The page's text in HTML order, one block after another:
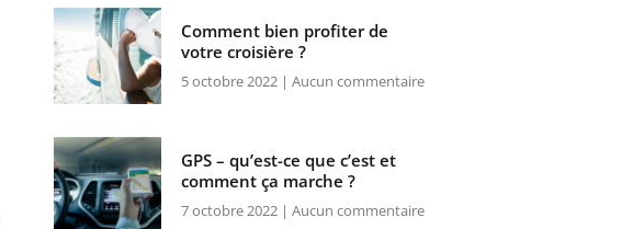
Comment bien profiter de
votre croisière ?
5 octobre 2022 Aucun commentaire
GPS – qu’est-ce que c’est et
comment ça marche ?
7 octobre 2022 Aucun commentaire